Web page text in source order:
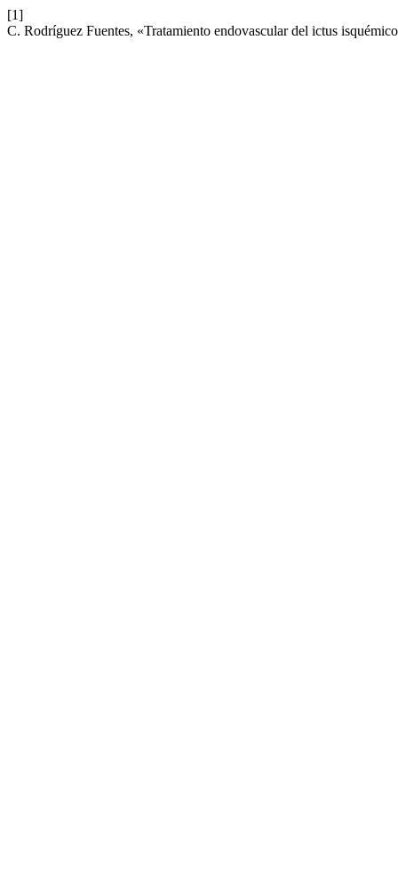
[1]
C. Rodríguez Fuentes, «Tratamiento endovascular del ictus